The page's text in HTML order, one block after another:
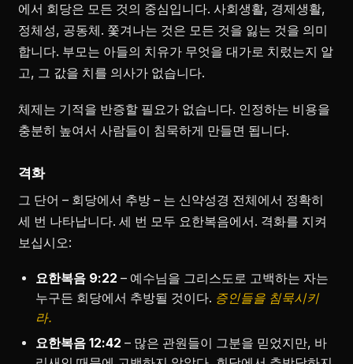
에서 회당은 모든 것의 중심입니다. 사회생활, 경제생활,
정체성, 공동체. 쫓겨나는 것은 모든 것을 잃는 것을 의미
합니다. 부모는 아들의 치유가 무엇을 대가로 치렀는지 알
고, 그 값을 치를 의사가 없습니다.
체제는 기적을 반증할 필요가 없습니다. 인정하는 비용을
충분히 높여서 사람들이 침묵하게 만들면 됩니다.
격화
그 단어 – 회당에서 추방 – 는 신약성경 전체에서 정확히
세 번 나타납니다. 세 번 모두 요한복음에서. 격화를 지켜
보십시오:
요한복음 9:22 – 예수님을 그리스도로 고백하는 자는
누구든 회당에서 추방될 것이다. 증인들을 침묵시키
라.
요한복음 12:42 – 많은 관원들이 그분을 믿었지만, 바